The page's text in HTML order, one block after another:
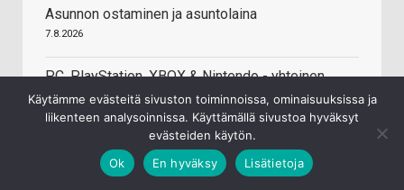
Asunnon ostaminen ja asuntolaina
7.8.2026
PC, PlayStation, XBOX & Nintendo - yhteinen
väittelyketju
7.8.2026
AMD Ryzen 9000 -prosessoreiden kokemukset
Käytämme evästeitä sivuston toiminnoissa, ominaisuuksissa ja
liikenteen analysoinnissa. Käyttämällä sivustoa hyväksyt
evästeiden käytön.
Ok
En hyväksy Lisätietoja